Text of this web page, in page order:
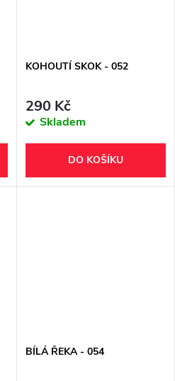
KOHOUTÍ SKOK - 052
290 Kč
Skladem
DO KOŠÍKU
BÍLÁ ŘEKA - 054